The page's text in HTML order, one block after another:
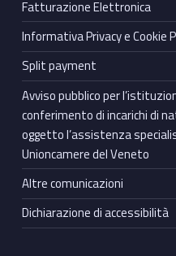
Fatturazione Elettronica
Informativa Privacy e Cookie
Split payment
Avviso pubblico per
conferimento di incarichi di
oggetto l’assistenza
Unioncamere del Veneto
Altre comunicazioni
Dichiarazione di accessibilità